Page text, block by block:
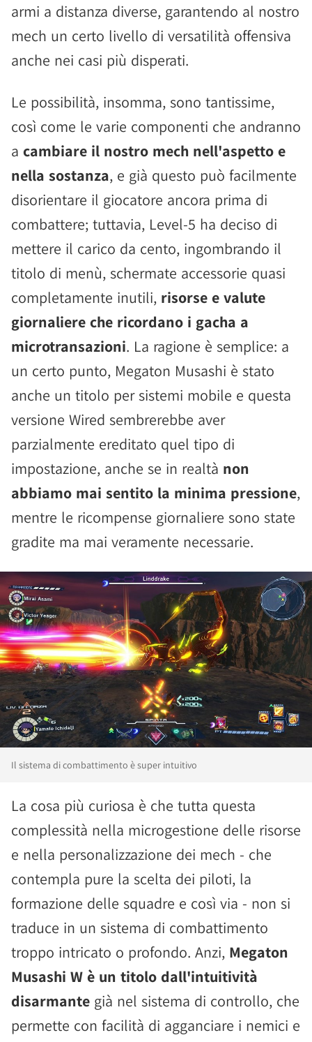
armi a distanza diverse, garantendo al nostro
mech un certo livello di versatilità offensiva
anche nei casi più disperati.
Le possibilità, insomma, sono tantissime,
così come le varie componenti che andranno
a cambiare il nostro mech nell'aspetto e
nella sostanza, e già questo può facilmente
disorientare il giocatore ancora prima di
combattere; tuttavia, Level-5 ha deciso di
mettere il carico da cento, ingombrando il
titolo di menù, schermate accessorie quasi
completamente inutili, risorse e valute
giornaliere che ricordano i gacha a
microtransazioni. La ragione è semplice: a
un certo punto, Megaton Musashi è stato
anche un titolo per sistemi mobile e questa
versione Wired sembrerebbe aver
parzialmente ereditato quel tipo di
impostazione, anche se in realtà non
abbiamo mai sentito la minima pressione,
mentre le ricompense giornaliere sono state
gradite ma mai veramente necessarie.
Il sistema di combattimento è super intuitivo
La cosa più curiosa è che tutta questa
complessità nella microgestione delle risorse
e nella personalizzazione dei mech - che
contempla pure la scelta dei piloti, la
formazione delle squadre e così via - non si
traduce in un sistema di combattimento
troppo intricato o profondo. Anzi, Megaton
Musashi W è un titolo dall'intuitività
disarmante già nel sistema di controllo, che
permette con facilità di agganciare i nemici e